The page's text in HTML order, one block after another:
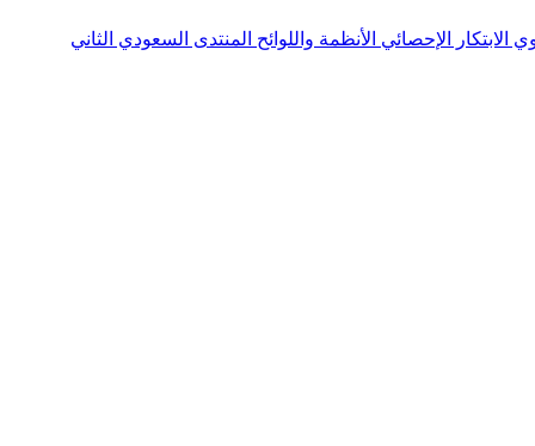
الابتكار الإحصائي الأنظمة واللوائح المنتدى السعودي الثاني